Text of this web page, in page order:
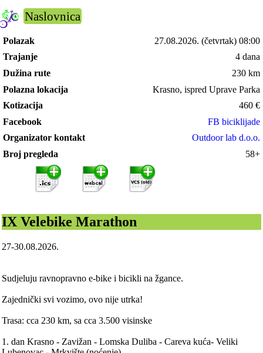
Naslovnica
Polazak 27.08.2026. (četvrtak) 08:00
Trajanje
4 dana
Dužina rute
230 km
Polazna lokacija
Krasno, ispred Uprave Parka
Kotizacija
460 €
Facebook
FB biciklijade
Organizator kontakt
Outdoor lab d.o.o.
Broj pregleda
58+
IX Velebike Marathon
27-30.08.2026.
Sudjeluju ravnopravno e-bike i bicikli na žgance.
Zajednički svi vozimo, ovo nije utrka!
Trasa: cca 230 km, sa cca 3.500 visinske
1. dan Krasno - Zavižan - Lomska Duliba - Careva kuća- Veliki